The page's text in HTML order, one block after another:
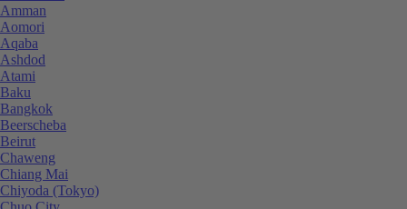
Amman
Aomori
Aqaba
Ashdod
Atami
Baku
Bangkok
Beerscheba
Beirut
Chaweng
Chiang Mai
Chiyoda (Tokyo)